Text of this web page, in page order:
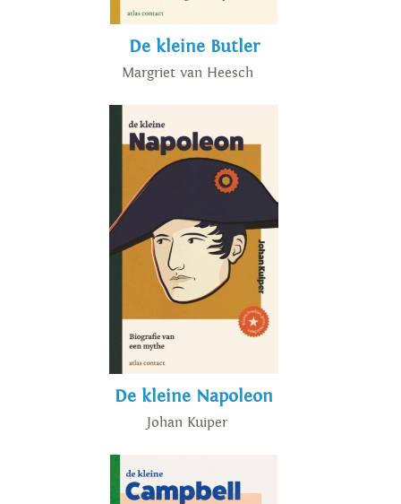
De kleine Butler
Margriet van Heesch
De kleine Napoleon
Johan Kuiper